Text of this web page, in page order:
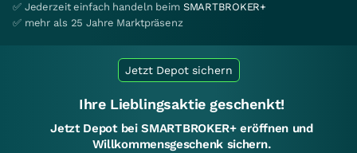
✅ Jederzeit einfach handeln beim SMARTBROKER+
✅ mehr als 25 Jahre Marktpräsenz
Jetzt Depot sichern
Ihre Lieblingsaktie geschenkt!
Jetzt Depot bei SMARTBROKER+ eröffnen und
Willkommensgeschenk sichern.